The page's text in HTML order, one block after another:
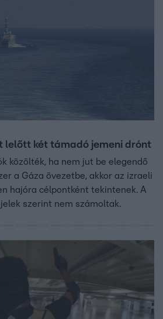
lelőtt két támadó jemeni drónt
közölték, ha nem jut be elegendő
a Gáza övezetbe, akkor az izraeli
hajóra célpontként tekintenek. A
szerint nem számoltak.